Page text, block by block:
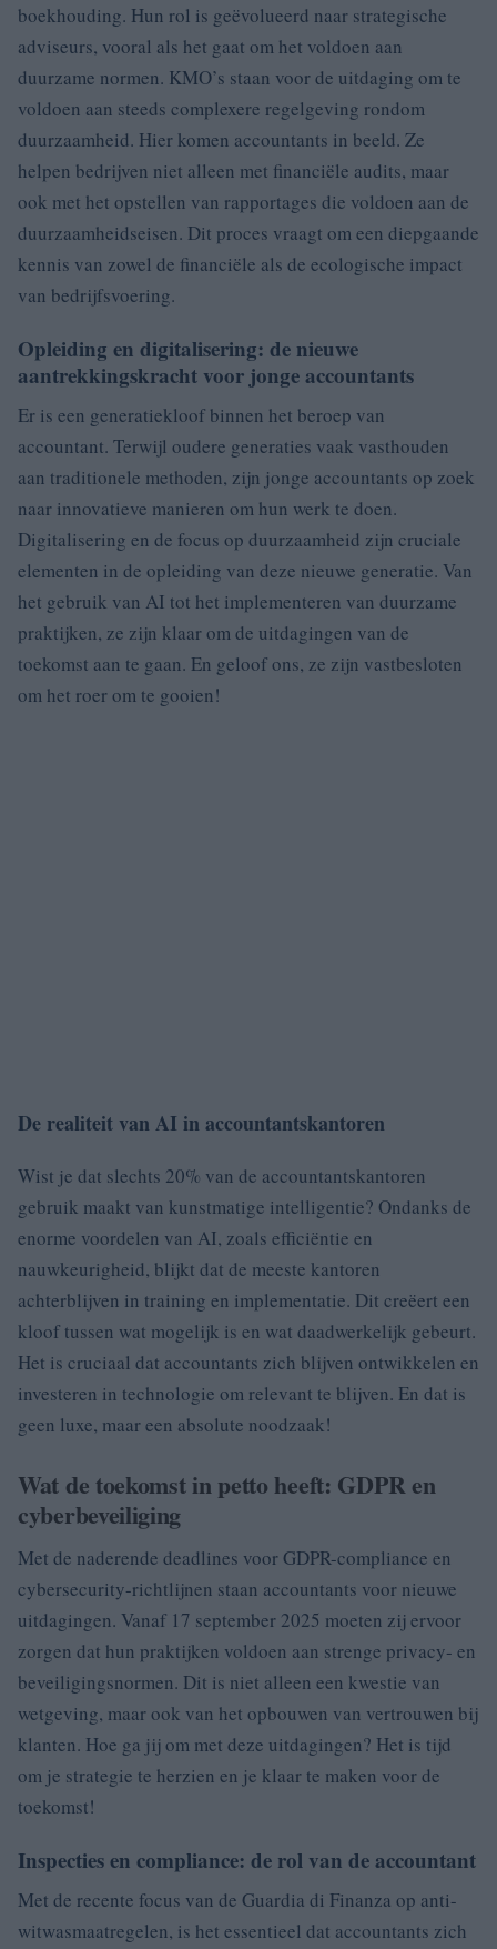
boekhouding. Hun rol is geëvolueerd naar strategische
adviseurs, vooral als het gaat om het voldoen aan
duurzame normen. KMO’s staan voor de uitdaging om te
voldoen aan steeds complexere regelgeving rondom
duurzaamheid. Hier komen accountants in beeld. Ze
helpen bedrijven niet alleen met financiële audits, maar
ook met het opstellen van rapportages die voldoen aan de
duurzaamheidseisen. Dit proces vraagt om een diepgaande
kennis van zowel de financiële als de ecologische impact
van bedrijfsvoering.
Opleiding en digitalisering: de nieuwe
aantrekkingskracht voor jonge accountants
Er is een generatiekloof binnen het beroep van
accountant. Terwijl oudere generaties vaak vasthouden
aan traditionele methoden, zijn jonge accountants op zoek
naar innovatieve manieren om hun werk te doen.
Digitalisering en de focus op duurzaamheid zijn cruciale
elementen in de opleiding van deze nieuwe generatie. Van
het gebruik van AI tot het implementeren van duurzame
praktijken, ze zijn klaar om de uitdagingen van de
toekomst aan te gaan. En geloof ons, ze zijn vastbesloten
om het roer om te gooien!
De realiteit van AI in accountantskantoren
Wist je dat slechts 20% van de accountantskantoren
gebruik maakt van kunstmatige intelligentie? Ondanks de
enorme voordelen van AI, zoals efficiëntie en
nauwkeurigheid, blijkt dat de meeste kantoren
achterblijven in training en implementatie. Dit creëert een
kloof tussen wat mogelijk is en wat daadwerkelijk gebeurt.
Het is cruciaal dat accountants zich blijven ontwikkelen en
investeren in technologie om relevant te blijven. En dat is
geen luxe, maar een absolute noodzaak!
Wat de toekomst in petto heeft: GDPR en
cyberbeveiliging
Met de naderende deadlines voor GDPR-compliance en
cybersecurity-richtlijnen staan accountants voor nieuwe
uitdagingen. Vanaf 17 september 2025 moeten zij ervoor
zorgen dat hun praktijken voldoen aan strenge privacy- en
beveiligingsnormen. Dit is niet alleen een kwestie van
wetgeving, maar ook van het opbouwen van vertrouwen bij
klanten. Hoe ga jij om met deze uitdagingen? Het is tijd
om je strategie te herzien en je klaar te maken voor de
toekomst!
Inspecties en compliance: de rol van de accountant
Met de recente focus van de Guardia di Finanza op anti-
witwasmaatregelen, is het essentieel dat accountants zich